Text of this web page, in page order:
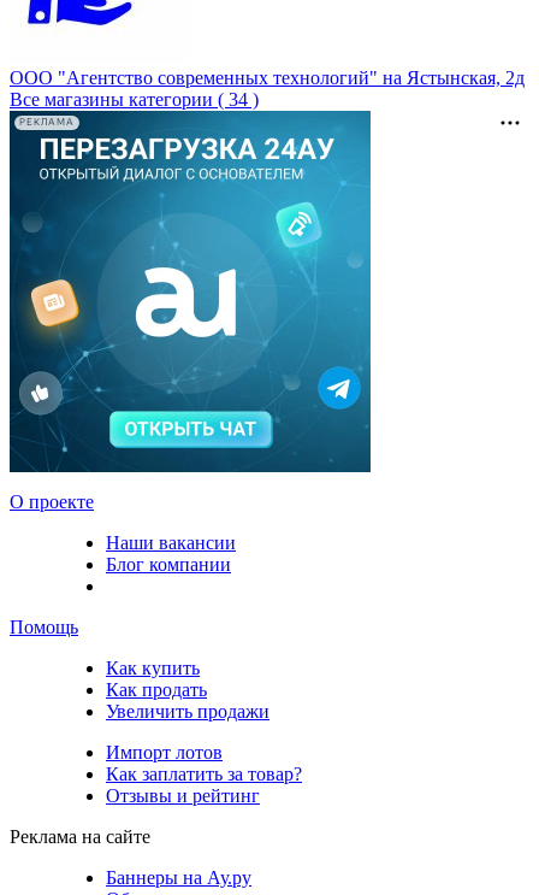
ООО "Агентство современных технологий" на Ястынская, 2д
Все магазины категории ( 34 )
РЕКЛАМА
О проекте
Наши вакансии
Блог компании
Помощь
Как купить
Как продать
Увеличить продажи
Импорт лотов
Как заплатить за товар?
Отзывы и рейтинг
Реклама на сайте
Баннеры на Ау.ру